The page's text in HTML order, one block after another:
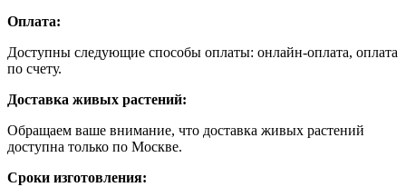
Оплата:
Доступны следующие способы оплаты: онлайн-оплата, оплата
по счету.
Доставка живых растений:
Обращаем ваше внимание, что доставка живых растений
доступна только по Москве.
Сроки изготовления: